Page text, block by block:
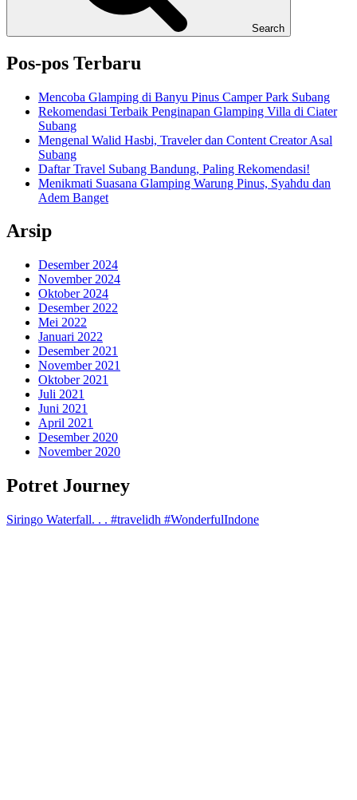
Search
Pos-pos Terbaru
Mencoba Glamping di Banyu Pinus Camper Park Subang
Rekomendasi Terbaik Penginapan Glamping Villa di Ciater
Subang
Mengenal Walid Hasbi, Traveler dan Content Creator Asal
Subang
Daftar Travel Subang Bandung, Paling Rekomendasi!
Menikmati Suasana Glamping Warung Pinus, Syahdu dan
Adem Banget
Arsip
Desember 2024
November 2024
Oktober 2024
Desember 2022
Mei 2022
Januari 2022
Desember 2021
November 2021
Oktober 2021
Juli 2021
Juni 2021
April 2021
Desember 2020
November 2020
Potret Journey
Siringo Waterfall. . . #travelidh #WonderfulIndone